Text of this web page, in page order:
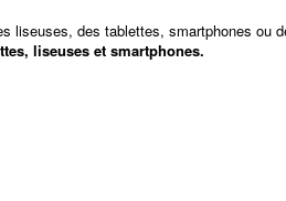
liseuses, des tablettes, smartphones ou
liseuses et smartphones.